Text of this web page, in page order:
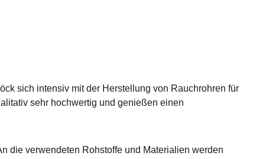
sich intensiv mit der Herstellung von Rauchrohren für
sehr hochwertig und genießen einen
die verwendeten Rohstoffe und Materialien werden